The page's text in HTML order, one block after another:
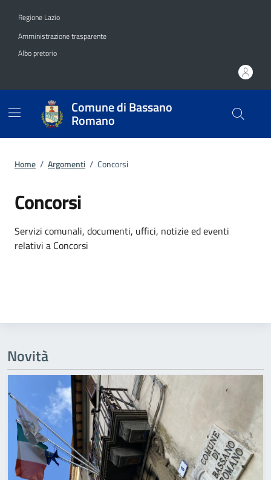
Regione Lazio
Amministrazione trasparente
Albo pretorio
Comune di Bassano
Romano
Home / Argomenti / Concorsi
Concorsi
Dettagli dell'argomento
Servizi comunali, documenti, uffici, notizie ed eventi
relativi a Concorsi
Novità